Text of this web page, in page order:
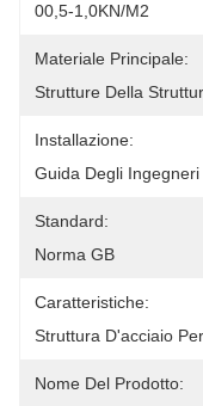
00,5-1,0KN/m2
Materiale Principale:
Strutture Della
Installazione:
Guida Degli
Standard:
Norma GB
Caratteristiche:
Struttura D'acciaio
Nome Del Prodotto: